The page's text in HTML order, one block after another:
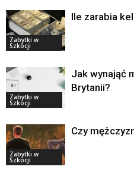
Zabytki w
Szkocji
Ile zarabia
Zabytki w
Szkocji
Jak wynająć
Brytanii?
Zabytki w
Szkocji
Czy